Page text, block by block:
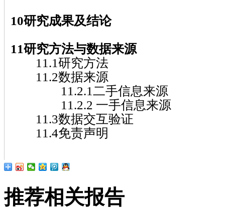
10研究成果及结论
11研究方法与数据来源
11.1研究方法
11.2数据来源
11.2.1二手信息来源
11.2.2 一手信息来源
11.3数据交互验证
11.4免责声明
推荐相关报告